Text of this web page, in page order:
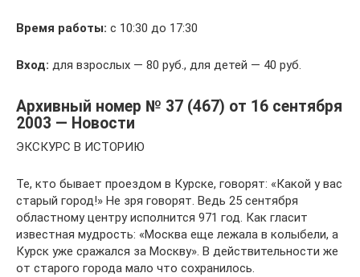
Время работы: с 10:30 до 17:30
Вход: для взрослых — 80 руб., для детей — 40 руб.
Архивный номер № 37 (467) от 16 сентября
2003 — Новости
ЭКСКУРС В ИСТОРИЮ
Те, кто бывает проездом в Курске, говорят: «Какой у вас
старый город!» Не зря говорят. Ведь 25 сентября
областному центру исполнится 971 год. Как гласит
известная мудрость: «Москва еще лежала в колыбели, а
Курск уже сражался за Москву». В действительности же
от старого города мало что сохранилось.